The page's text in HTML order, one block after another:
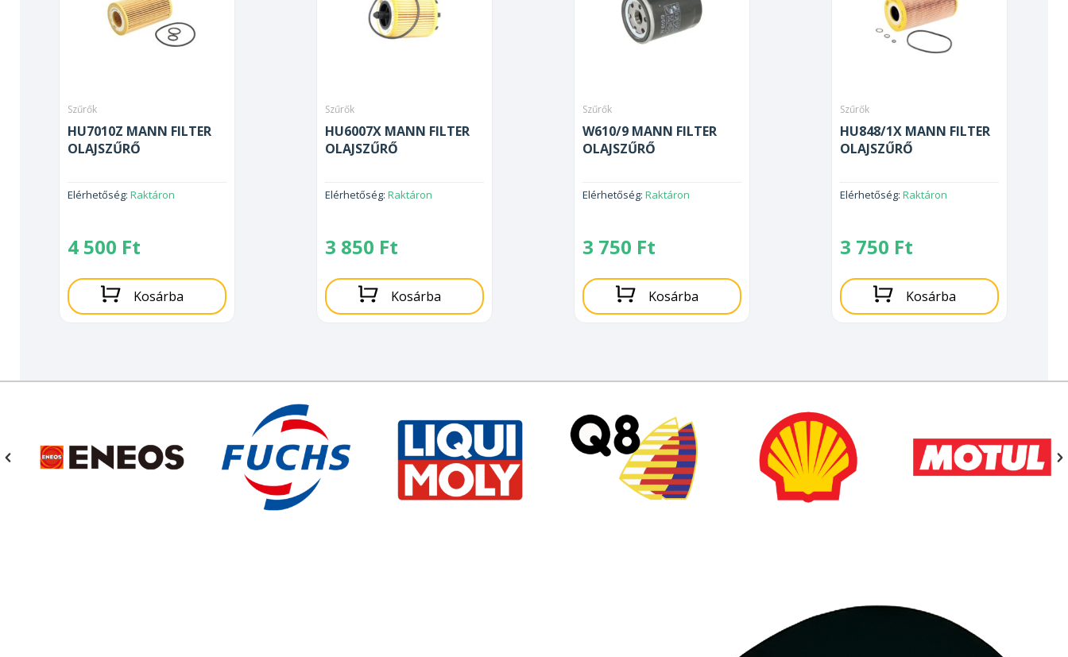
Szűrők
HU7010Z MANN FILTER
OLAJSZŰRŐ
Elérhetőség: Raktáron
4 500 Ft
Kosárba
Szűrők
HU6007X MANN FILTER
OLAJSZŰRŐ
Elérhetőség: Raktáron
3 850 Ft
Kosárba
Szűrők
W610/9 MANN FILTER
OLAJSZŰRŐ
Elérhetőség: Raktáron
3 750 Ft
Kosárba
Szűrők
HU848/1X MANN FILTER
OLAJSZŰRŐ
Elérhetőség: Raktáron
3 750 Ft
Kosárba